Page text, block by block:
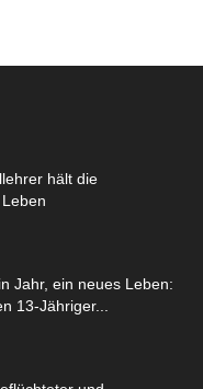
hält die
Jahr, ein neues Leben:
13-Jähriger...